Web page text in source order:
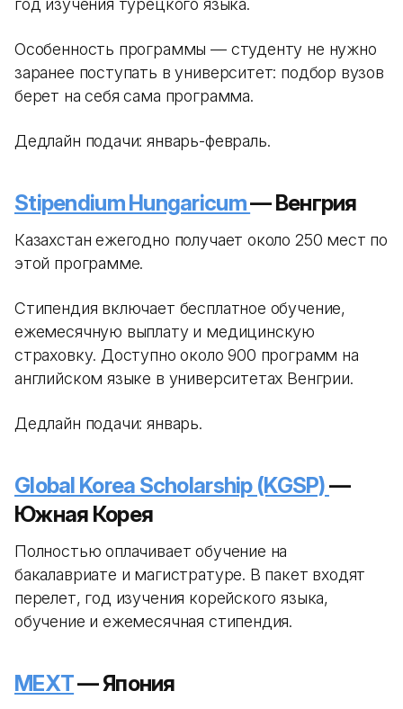
год изучения турецкого языка.
Особенность программы — студенту не нужно
заранее поступать в университет: подбор вузов
берет на себя сама программа.
Дедлайн подачи: январь-февраль.
Stipendium Hungaricum— Венгрия
Казахстан ежегодно получает около 250 мест по
этой программе.
Стипендия включает бесплатное обучение,
ежемесячную выплату и медицинскую
страховку. Доступно около 900 программ на
английском языке в университетах Венгрии.
Дедлайн подачи: январь.
Global Korea Scholarship (KGSP)—
Южная Корея
Полностью оплачивает обучение на
бакалавриате и магистратуре. В пакет входят
перелет, год изучения корейского языка,
обучение и ежемесячная стипендия.
MEXT— Япония